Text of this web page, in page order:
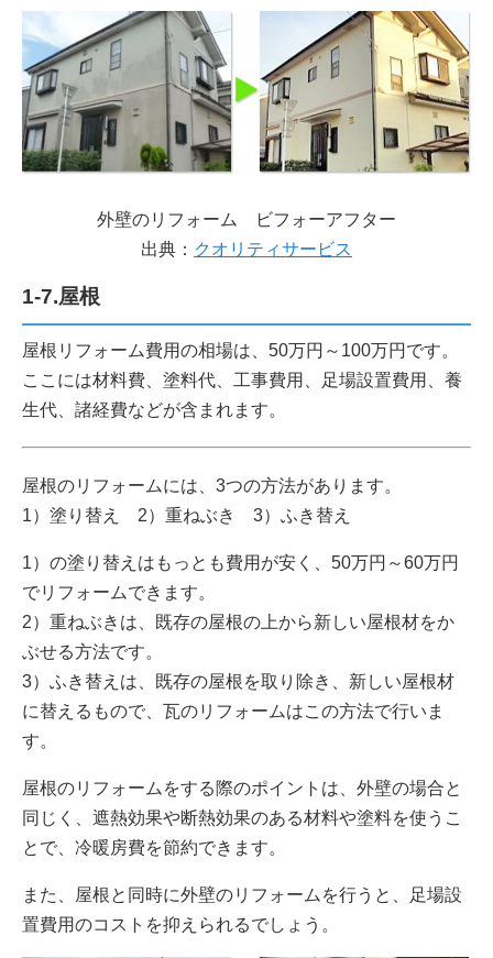
外壁のリフォーム ビフォーアフター
出典： クオリティサービス
1-7.屋根
屋根リフォーム費用の相場は、50万円～100万円です。
ここには材料費、塗料代、工事費用、足場設置費用、養
生代、諸経費などが含まれます。
屋根のリフォームには、3つの方法があります。
1）塗り替え 2）重ねぶき 3）ふき替え
1）の塗り替えはもっとも費用が安く、50万円～60万円
でリフォームできます。
2）重ねぶきは、既存の屋根の上から新しい屋根材をか
ぶせる方法です。
3）ふき替えは、既存の屋根を取り除き、新しい屋根材
に替えるもので、瓦のリフォームはこの方法で行いま
す。
屋根のリフォームをする際のポイントは、外壁の場合と
同じく、遮熱効果や断熱効果のある材料や塗料を使うこ
とで、冷暖房費を節約できます。
また、屋根と同時に外壁のリフォームを行うと、足場設
置費用のコストを抑えられるでしょう。